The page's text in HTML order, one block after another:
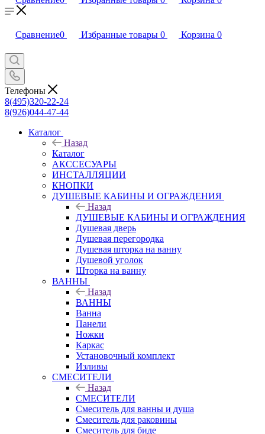
Сравнение0 Избранные товары 0 Корзина 0
Телефоны
8(495)320-22-24
8(926)044-47-44
Каталог
Назад
Каталог
АКССЕСУАРЫ
ИНСТАЛЛЯЦИИ
КНОПКИ
ДУШЕВЫЕ КАБИНЫ И ОГРАЖДЕНИЯ
Назад
ДУШЕВЫЕ КАБИНЫ И ОГРАЖДЕНИЯ
Душевая дверь
Душевая перегородка
Душевая шторка на ванну
Душевой уголок
Шторка на ванну
ВАННЫ
Назад
ВАННЫ
Ванна
Панели
Ножки
Каркас
Установочный комплект
Изливы
СМЕСИТЕЛИ
Назад
СМЕСИТЕЛИ
Смеситель для ванны и душа
Смеситель для раковины
Смеситель для биде